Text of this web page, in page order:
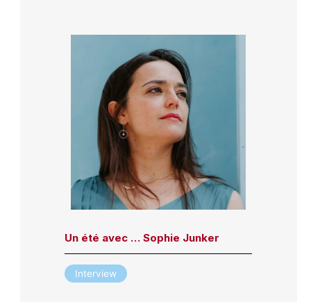
Un été avec … Sophie Junker
Interview